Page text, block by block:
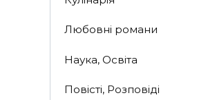
Любовні романи
Наука, Освіта
Повісті, Розповіді